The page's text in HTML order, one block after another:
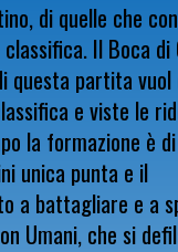
di quelle che
Il Boca di
questa partita vuol
e viste le
la formazione è
unica punta e il
a battagliare e a
Umani, che si